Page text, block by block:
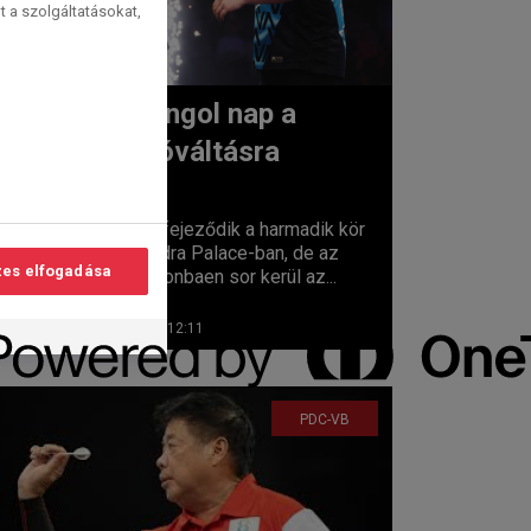
Igazi angol nap a
fordulóváltásra
Hétfőn befejeződik a harmadik kör
az Alexandra Palace-ban, de az
esti sessionbaen sor kerül az...
2025. 12. 29. 12:11
PDC-VB
a szolgáltatásokat,
elfogadása